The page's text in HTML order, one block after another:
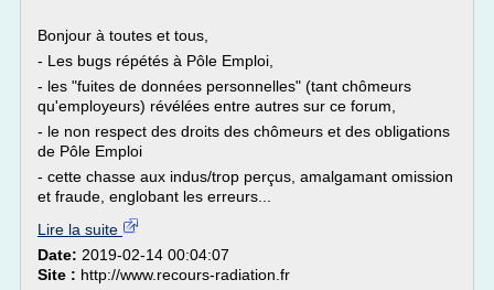
Bonjour à toutes et tous,
- Les bugs répétés à Pôle Emploi,
- les "fuites de données personnelles" (tant chômeurs
qu'employeurs) révélées entre autres sur ce forum,
- le non respect des droits des chômeurs et des obligations
de Pôle Emploi
- cette chasse aux indus/trop perçus, amalgamant omission
et fraude, englobant les erreurs...
Lire la suite
Date: 2019-02-14 00:04:07
Site : http://www.recours-radiation.fr